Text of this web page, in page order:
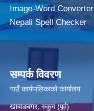
Image-Word Converter
Nepali Spell Checker
सम्पर्क विवरण
गाउँ कार्यपालिकाको कार्यालय
खाबाङबगर, रुकुम (पूर्व)